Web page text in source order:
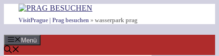
Inhalt
springen
VisitPrague | Prag besuchen » wasserpark prag
Menü